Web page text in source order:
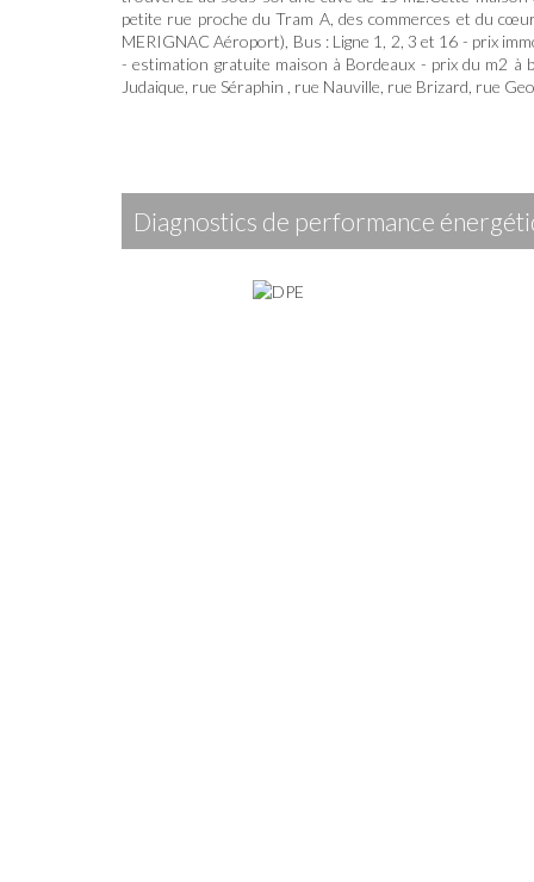
petite rue proche du Tram A, des commerces et du
MERIGNAC Aéroport), Bus : Ligne 1, 2, 3 et 16 - prix
- estimation gratuite maison à Bordeaux - prix du m2 à
Judaique, rue Séraphin , rue Nauville, rue Brizard, rue
diagnostics de performance